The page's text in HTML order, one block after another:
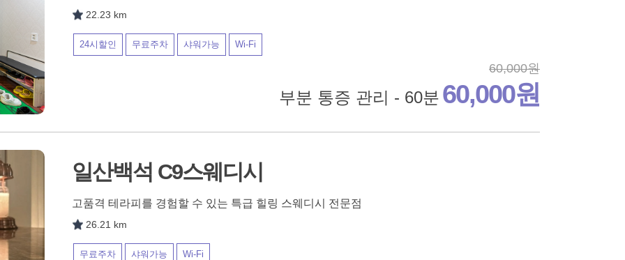
22.23 km
24시할인 무료주차 샤워가능 Wi-Fi
60,000원
부분 통증 관리 - 60분 60,000원
일산백석 C9스웨디시
고품격 테라피를 경험할 수 있는 특급 힐링 스웨디시 전문점
26.21 km
무료주차 샤워가능 Wi-Fi